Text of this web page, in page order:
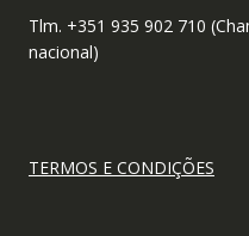
Tlm. +351 935 902 710
nacional)
TERMOS E CONDIÇÕES